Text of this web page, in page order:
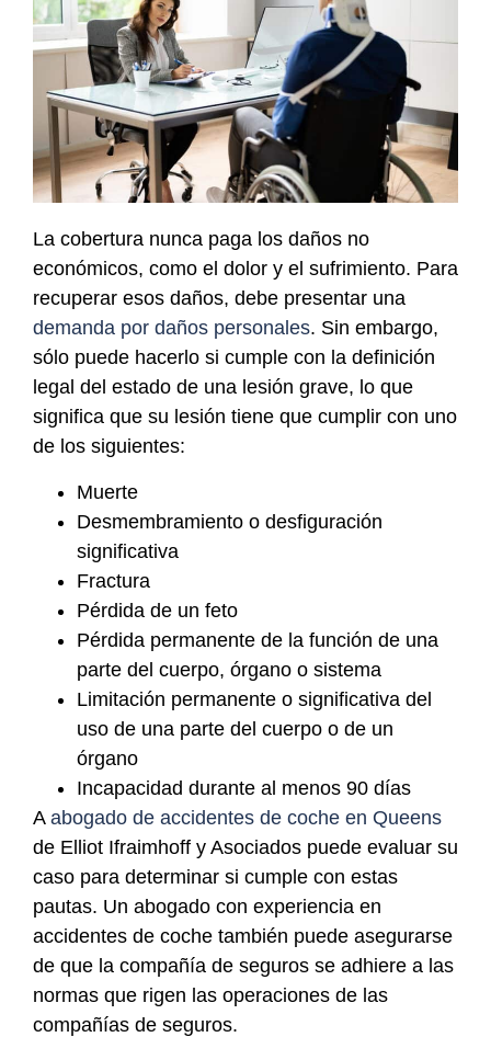
La cobertura nunca paga los daños no
económicos, como el dolor y el sufrimiento. Para
recuperar esos daños, debe presentar una
demanda por daños personales. Sin embargo,
sólo puede hacerlo si cumple con la definición
legal del estado de una lesión grave, lo que
significa que su lesión tiene que cumplir con uno
de los siguientes:
Muerte
Desmembramiento o desfiguración
significativa
Fractura
Pérdida de un feto
Pérdida permanente de la función de una
parte del cuerpo, órgano o sistema
Limitación permanente o significativa del
uso de una parte del cuerpo o de un
órgano
Incapacidad durante al menos 90 días
A abogado de accidentes de coche en Queens
de Elliot Ifraimhoff y Asociados puede evaluar su
caso para determinar si cumple con estas
pautas. Un abogado con experiencia en
accidentes de coche también puede asegurarse
de que la compañía de seguros se adhiere a las
normas que rigen las operaciones de las
compañías de seguros.